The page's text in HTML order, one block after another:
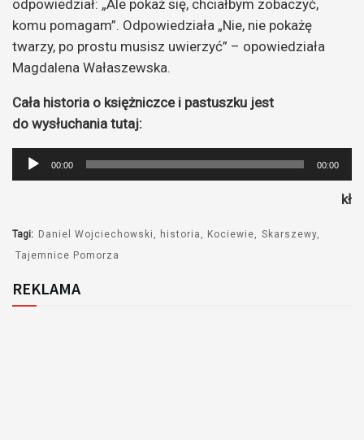
odpowiedział: „Ale pokaż się, chciałbym zobaczyć,
komu pomagam”. Odpowiedziała „Nie, nie pokażę
twarzy, po prostu musisz uwierzyć” – opowiedziała
Magdalena Wałaszewska.
Cała historia o księżniczce i pastuszku jest
do wysłuchania tutaj:
Odtwarzacz
plików
00:00 00:00
kł
Tagi: Daniel Wojciechowski historia Kociewie
Skarszewy
Tajemnice Pomorza
REKLAMA